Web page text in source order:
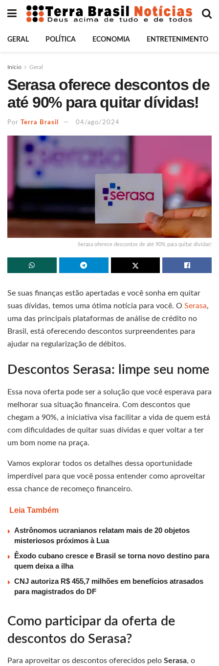
GERAL POLÍTICA ECONOMIA ENTRETENIMENTO
Início Geral
Serasa oferece descontos de
até 90% para quitar dívidas!
Por Terra Brasil 04/ago/2024
Serasa oferece descontos de até 90% para quitar dívidas!
Se suas finanças estão apertadas e você sonha em quitar
suas dívidas, temos uma ótima notícia para você. O Serasa,
uma das principais plataformas de análise de crédito no
Brasil, está oferecendo descontos surpreendentes para
ajudar na regularização de débitos.
Descontos Serasa: limpe seu nome
Essa nova oferta pode ser a solução que você esperava para
melhorar sua situação financeira. Com descontos que
chegam a 90%, a iniciativa visa facilitar a vida de quem está
com dificuldades de quitar suas dívidas e quer voltar a ter
um bom nome na praça.
Vamos explorar todos os detalhes dessa oportunidade
imperdível para que você possa entender como aproveitar
essa chance de recomeço financeiro.
Leia Também
Astrônomos ucranianos relatam mais de 20 objetos
misteriosos próximos à Lua
Êxodo cubano cresce e Brasil se torna novo destino para
quem deixa a ilha
CNJ autoriza R$ 455,7 milhões em benefícios atrasados
para magistrados do DF
Como participar da oferta de
descontos do Serasa?
Para aproveitar os descontos oferecidos pelo Serasa, o